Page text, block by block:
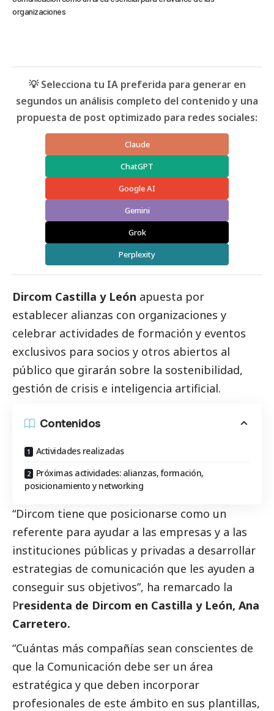
organizaciones
💡 Selecciona tu IA preferida para generar en
segundos un análisis completo del contenido y una
propuesta de post optimizado para redes sociales:
Claude
ChatGPT
Google AI
Gemini
Grok
Perplexity
Dircom Castilla y León apuesta por
establecer alianzas con organizaciones y
celebrar actividades de formación y eventos
exclusivos para socios y otros abiertos al
público que girarán sobre la sostenibilidad,
gestión de crisis e inteligencia artificial.
Contenidos
Actividades realizadas
Próximas actividades: alianzas, formación,
posicionamiento y networking
“Dircom tiene que posicionarse como un
referente para ayudar a las empresas y a las
instituciones públicas y privadas a desarrollar
estrategias de comunicación que les ayuden a
conseguir sus objetivos”, ha remarcado la
Presidenta de Dircom en Castilla y León, Ana
Carretero.
“Cuántas más compañías sean conscientes de
que la Comunicación debe ser un área
estratégica y que deben incorporar
profesionales de este ámbito en sus plantillas,